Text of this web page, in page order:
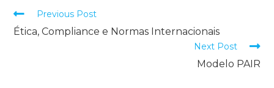
Previous Post
Ética, Compliance e Normas Internacionais
Next Post
Modelo PAIR